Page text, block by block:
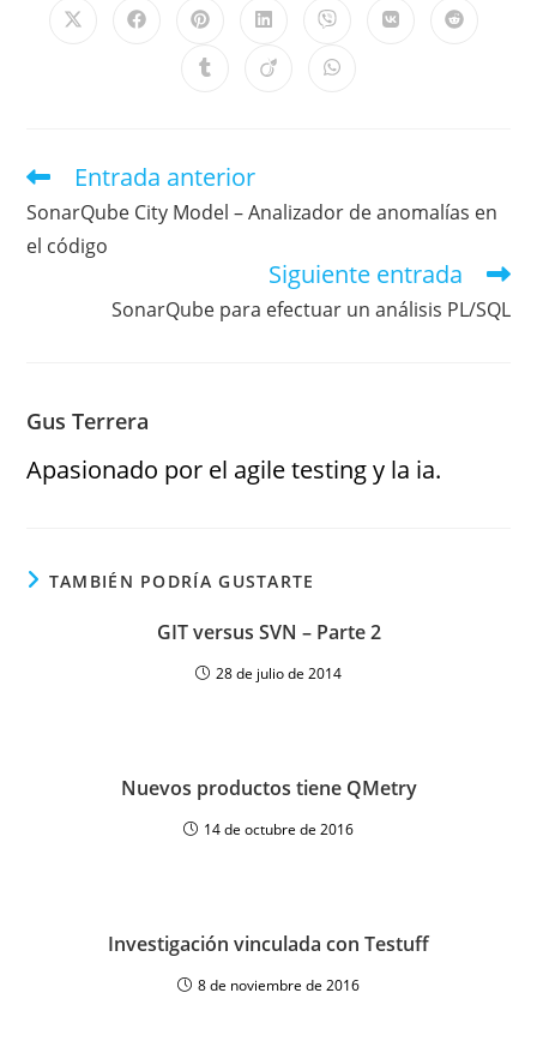
Entrada anterior
SonarQube City Model – Analizador de anomalías en
el código
Siguiente entrada
SonarQube para efectuar un análisis PL/SQL
Gus Terrera
Apasionado por el agile testing y la ia.
TAMBIÉN PODRÍA GUSTARTE
GIT versus SVN – Parte 2
28 de julio de 2014
Nuevos productos tiene QMetry
14 de octubre de 2016
Investigación vinculada con Testuff
8 de noviembre de 2016